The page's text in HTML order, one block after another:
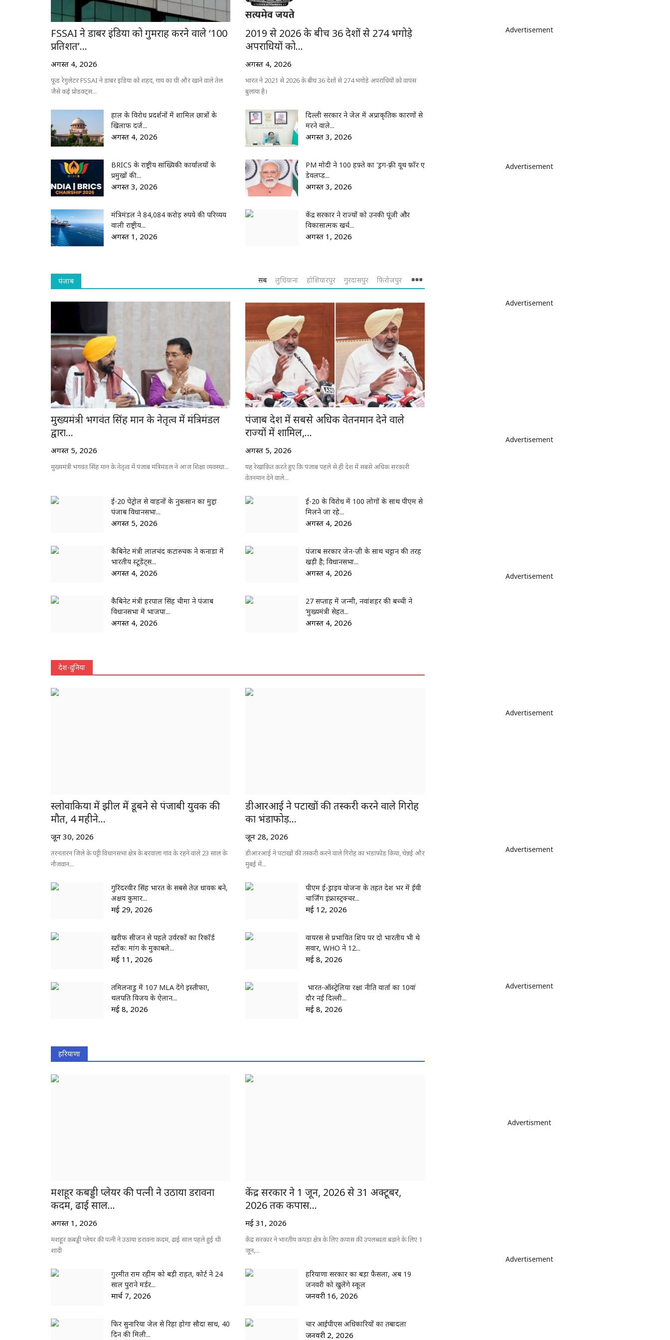
FSSAI ने डाबर इंडिया को गुमराह करने वाले ‘100
प्रतिशत’...
अगस्त 4, 2026
फूड रेगुलेटर FSSAI ने डाबर इंडिया को शहद, गाय का घी और खाने वाले तेल
जैसे कई प्रोडक्ट्स...
2019 से 2026 के बीच 36 देशों से 274 भगोड़े
अपराधियों को...
अगस्त 4, 2026
भारत ने 2021 से 2026 के बीच 36 देशों से 274 भगोड़े अपराधियों को वापस
बुलाया है।
हाल के विरोध प्रदर्शनों में शामिल छात्रों के
खिलाफ दर्ज...
अगस्त 4, 2026
दिल्ली सरकार ने जेल में अप्राकृतिक कारणों से
मरने वाले...
अगस्त 3, 2026
BRICS के राष्ट्रीय सांख्यिकी कार्यालयों के
प्रमुखों की...
अगस्त 3, 2026
PM मोदी ने 100 हफ़्ते का 'ड्रग-फ़्री यूथ फ़ॉर ए
डेवलप्ड...
अगस्त 3, 2026
मंत्रिमंडल ने 84,084 करोड़ रुपये की परिव्यय
वाली राष्ट्रीय...
अगस्त 1, 2026
केंद्र सरकार ने राज्यों को उनकी पूंजी और
विकासात्मक खर्च...
अगस्त 1, 2026
पंजाब सब लुधियाना होशियारपुर गुरदासपुर फिरोजपुर
मुख्यमंत्री भगवंत सिंह मान के नेतृत्व में मंत्रिमंडल
द्वारा...
अगस्त 5, 2026
मुख्यमंत्री भगवंत सिंह मान के नेतृत्व में पंजाब मंत्रिमंडल ने आज शिक्षा व्यवस्था...
पंजाब देश में सबसे अधिक वेतनमान देने वाले
राज्यों में शामिल,...
अगस्त 5, 2026
यह रेखांकित करते हुए कि पंजाब पहले से ही देश में सबसे अधिक सरकारी
वेतनमान देने वाले...
ई-20 पेट्रोल से वाहनों के नुकसान का मुद्दा
पंजाब विधानसभा...
अगस्त 5, 2026
ई-20 के विरोध में 100 लोगों के साथ पीएम से
मिलने जा रहे...
अगस्त 4, 2026
कैबिनेट मंत्री लालचंद कटारुचक ने कनाडा में
भारतीय स्टूडेंट्स...
अगस्त 4, 2026
पंजाब सरकार जेन-ज़ी के साथ चट्टान की तरह
खड़ी है; विधानसभा...
अगस्त 4, 2026
कैबिनेट मंत्री हरपाल सिंह चीमा ने पंजाब
विधानसभा में भाजपा...
अगस्त 4, 2026
27 सप्ताह में जन्मी, नवांशहर की बच्ची ने
‘मुख्यमंत्री सेहत...
अगस्त 4, 2026
देश-दुनिया
स्लोवाकिया में झील में डूबने से पंजाबी युवक की
मौत, 4 महीने...
जून 30, 2026
तरनतारन जिले के पट्टी विधानसभा क्षेत्र के बरवाला गांव के रहने वाले 23 साल के
नौजवान...
डीआरआई ने पटाखों की तस्करी करने वाले गिरोह
का भंडाफोड़...
जून 28, 2026
डीआरआई ने पटाखों की तस्करी करने वाले गिरोह का भंडाफोड़ किया, चेन्नई और
मुंबई में...
गुरिंदरवीर सिंह भारत के सबसे तेज़ धावक बने,
अक्षय कुमार...
मई 29, 2026
पीएम ई-ड्राइव योजना के तहत देश भर में ईवी
चार्जिंग इंफ्रास्ट्रक्चर...
मई 12, 2026
खरीफ सीजन से पहले उर्वरकों का रिकॉर्ड
स्टॉक: मांग के मुकाबले...
मई 11, 2026
वायरस से प्रभावित शिप पर दो भारतीय भी थे
सवार, WHO ने 12...
मई 8, 2026
तमिलनाडु में 107 MLA देंगे इस्तीफा!,
थलपति विजय के ऐलान...
मई 8, 2026
भारत-ऑस्ट्रेलिया रक्षा नीति वार्ता का 10वां
दौर नई दिल्ली...
मई 8, 2026
हरियाणा
मशहूर कबड्डी प्लेयर की पत्नी ने उठाया डरावना
कदम, ढाई साल...
अगस्त 1, 2026
मशहूर कबड्डी प्लेयर की पत्नी ने उठाया डरावना कदम, ढाई साल पहले हुई थी
शादी
केंद्र सरकार ने 1 जून, 2026 से 31 अक्टूबर,
2026 तक कपास...
मई 31, 2026
केंद्र सरकार ने भारतीय कपड़ा क्षेत्र के लिए कपास की उपलब्धता बढ़ाने के लिए 1
जून,...
गुरमीत राम रहीम को बड़ी राहत, कोर्ट ने 24
साल पुराने मर्डर...
मार्च 7, 2026
हरियाणा सरकार का बड़ा फैसला, अब 19
जनवरी को खुलेंगे स्कूल
जनवरी 16, 2026
फिर सुनारिया जेल से रिहा होगा सौदा साध, 40
दिन की मिली...
चार आईपीएस अधिकारियों का तबादला
जनवरी 2, 2026
Advertisement
Advertisement
Advertisement
Advertisement
Advertisement
Advertisement
Advertisement
Advertisement
Advertisment
Advertisement